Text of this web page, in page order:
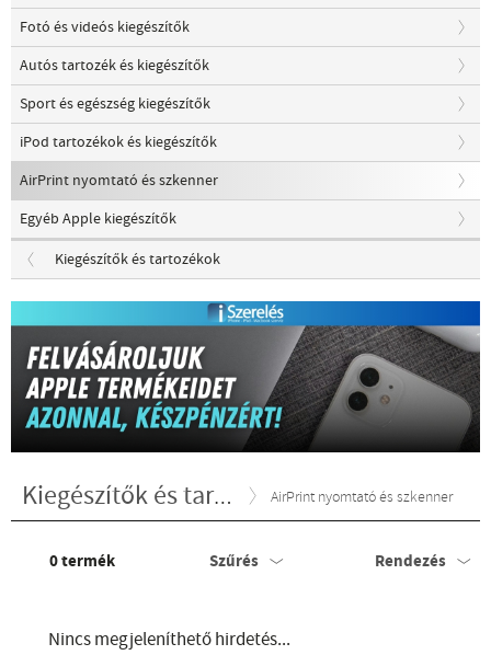
Fotó és videós kiegészítők
Autós tartozék és kiegészítők
Sport és egészség kiegészítők
iPod tartozékok és kiegészítők
AirPrint nyomtató és szkenner
Egyéb Apple kiegészítők
Kiegészítők és tartozékok
Kiegészítők és tartozékok AirPrint nyomtató és szkenner
0termék Szűrés Rendezés
Nincs megjeleníthető hirdetés...